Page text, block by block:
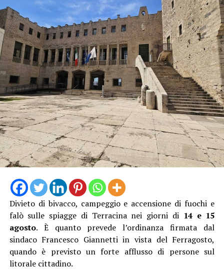
La proprietaria di una delle vetture coinvolte ha
denunciato l’accaduto anche attraverso un video
pubblicato sui social, nella speranza di poter raccogliere
informazioni utili a ricostruire quanto accaduto e
individuare il responsabile.
Al momento, infatti, non risulta che qualcuno abbia
assistito direttamente all’incidente, nonostante il
lungomare fosse particolarmente affollato proprio
nell’ora di punta del sabato.
Divieto di bivacco, campeggio e accensione di fuochi e
falò sulle spiagge di Terracina nei giorni di 14 e 15
agosto. È quanto prevede l’ordinanza firmata dal
sindaco Francesco Giannetti in vista del Ferragosto,
quando è previsto un forte afflusso di persone sul
litorale cittadino.